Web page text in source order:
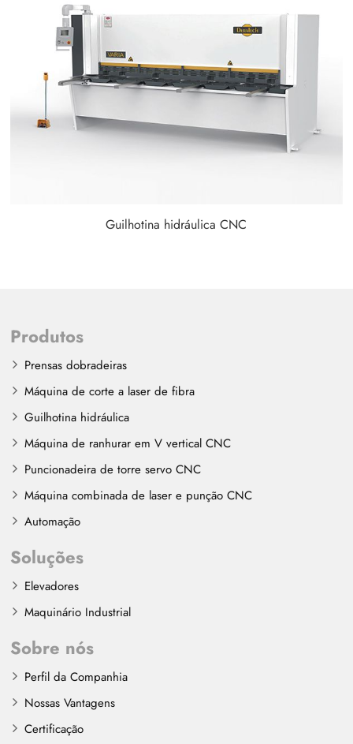
Guilhotina hidráulica CNC
Produtos
Prensas dobradeiras
Máquina de corte a laser de fibra
Guilhotina hidráulica
Máquina de ranhurar em V vertical CNC
Puncionadeira de torre servo CNC
Máquina combinada de laser e punção CNC
Automação
Soluções
Elevadores
Maquinário Industrial
Sobre nós
Perfil da Companhia
Nossas Vantagens
Certificação